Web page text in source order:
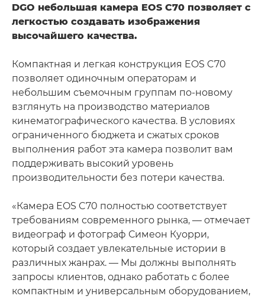
DGO небольшая камера EOS C70 позволяет с
легкостью создавать изображения
высочайшего качества.
Компактная и легкая конструкция EOS C70
позволяет одиночным операторам и
небольшим съемочным группам по-новому
взглянуть на производство материалов
кинематографического качества. В условиях
ограниченного бюджета и сжатых сроков
выполнения работ эта камера позволит вам
поддерживать высокий уровень
производительности без потери качества.
«Камера EOS C70 полностью соответствует
требованиям современного рынка, — отмечает
видеограф и фотограф Симеон Куорри,
который создает увлекательные истории в
различных жанрах. — Мы должны выполнять
запросы клиентов, однако работать с более
компактным и универсальным оборудованием,